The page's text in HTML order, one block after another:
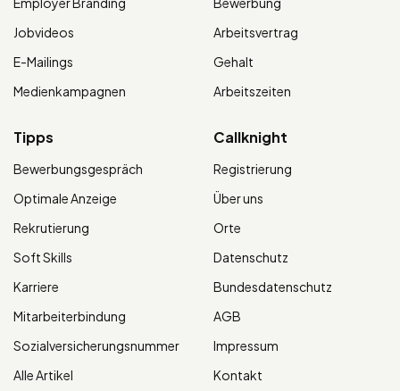
Jobvideos
E-Mailings
Medienkampagnen
Arbeitsvertrag
Gehalt
Arbeitszeiten
Tipps
Bewerbungsgespräch
Optimale Anzeige
Rekrutierung
Soft Skills
Karriere
Mitarbeiterbindung
Sozialversicherungsnummer
Alle Artikel
Callknight
Registrierung
Über uns
Orte
Datenschutz
Bundesdatenschutz
AGB
Impressum
Kontakt